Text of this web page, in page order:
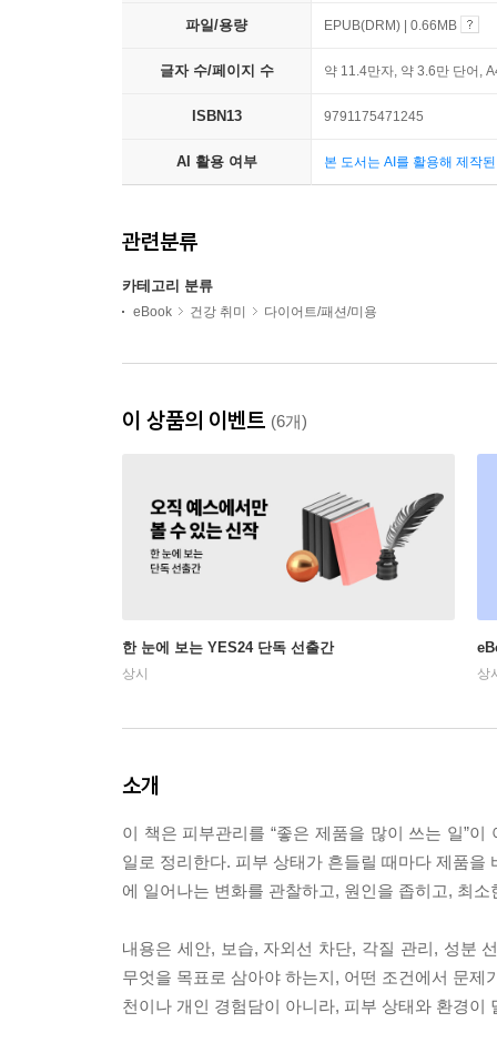
파일/용량 EPUB(DRM) | 0.66MB
글자 수/페이지 수 약 11.4만자, 약 3.6만 단어,
ISBN13 9791175471245
AI 활용 여부 본 도서는 AI를 활용해 제작
관련분류
카테고리 분류
eBook 건강 취미 다이어트/패션/미용
이 상품의 이벤트 (6개)
한 눈에 보는 YES24 단독 선출간
상시 상
소개
이 책은 피부관리를 “좋은 제품을 많이 쓰는 일”
일로 정리한다. 피부 상태가 흔들릴 때마다 제품
에 일어나는 변화를 관찰하고, 원인을 좁히고, 최
내용은 세안, 보습, 자외선 차단, 각질 관리, 성분
무엇을 목표로 삼아야 하는지, 어떤 조건에서 문
천이나 개인 경험담이 아니라, 피부 상태와 환경이